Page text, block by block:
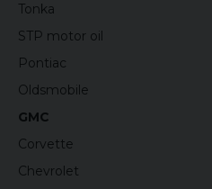
Tonka
STP motor oil
Pontiac
Oldsmobile
GMC
Corvette
Chevrolet